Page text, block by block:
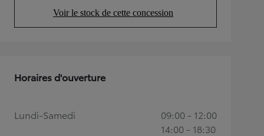
Voir le stock de cette concession
(Opens in new tab)
Horaires d'ouverture
Lundi-Samedi
09:00 - 12:00
14:00 - 18:30